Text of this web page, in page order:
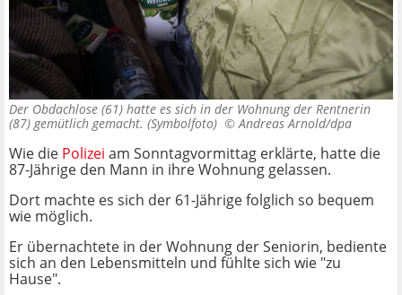
Der Obdachlose (61) hatte es sich in der Wohnung der Rentnerin
(87) gemütlich gemacht. (Symbolfoto) ©Andreas Arnold/dpa
Wie die Polizei am Sonntagvormittag erklärte, hatte die
87-Jährige den Mann in ihre Wohnung gelassen.
Dort machte es sich der 61-Jährige folglich so bequem
wie möglich.
Er übernachtete in der Wohnung der Seniorin, bediente
sich an den Lebensmitteln und fühlte sich wie "zu
Hause".